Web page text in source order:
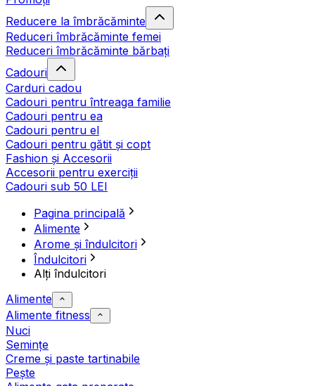
Reducere la îmbrăcăminte
Reduceri îmbrăcăminte femei
Reduceri îmbrăcăminte bărbați
Cadouri
Carduri cadou
Cadouri pentru întreaga familie
Cadouri pentru ea
Cadouri pentru el
Cadouri pentru gătit și copt
Fashion și Accesorii
Accesorii pentru exerciții
Cadouri sub 50 LEI
Pagina principală
Alimente
Arome și îndulcitori
Îndulcitori
Alți îndulcitori
Alimente
Alimente fitness
Nuci
Semințe
Creme și paste tartinabile
Pește